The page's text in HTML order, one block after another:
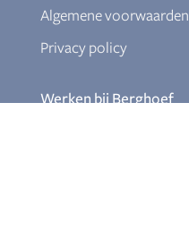
Algemene voorwaarden
Privacy policy
Werken bij Berghoef